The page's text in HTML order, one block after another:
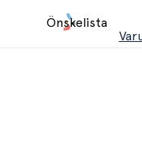
Önskelista